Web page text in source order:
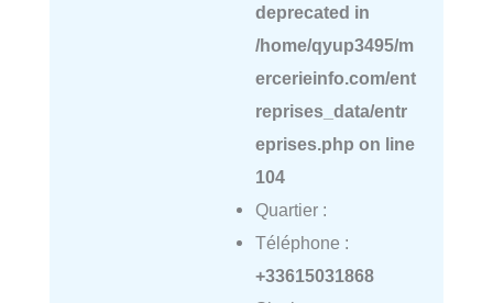
deprecated in
/home/qyup3495/m
ercerieinfo.com/ent
reprises_data/entr
eprises.php on line
104
Quartier :
Téléphone :
+33615031868